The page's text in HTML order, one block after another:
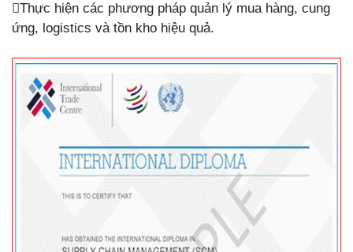
Thực hiện các phương pháp quản lý mua hàng, cung
ứng, logistics và tồn kho hiệu quả.